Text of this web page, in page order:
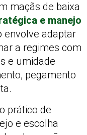
maçãs de baixa
e manejo
envolve adaptar
a regimes com
e umidade
pegamento
prático de
e escolha